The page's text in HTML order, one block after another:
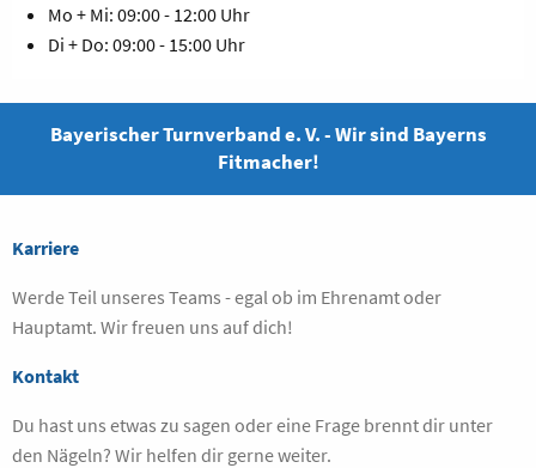
Mo + Mi: 09:00 - 12:00 Uhr
Di + Do: 09:00 - 15:00 Uhr
Bayerischer Turnverband e. V. - Wir sind Bayerns
Fitmacher!
Karriere
Werde Teil unseres Teams - egal ob im Ehrenamt oder
Hauptamt. Wir freuen uns auf dich!
Kontakt
Du hast uns etwas zu sagen oder eine Frage brennt dir unter
den Nägeln? Wir helfen dir gerne weiter.